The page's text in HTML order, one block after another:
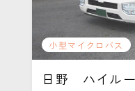
小型マイクロバス
日野 ハイル